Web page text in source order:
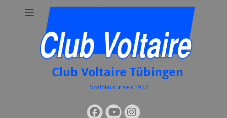
Club Voltaire Tübingen
Soziokultur seit 1972
nach:
Facebook
YouTube
Instagram